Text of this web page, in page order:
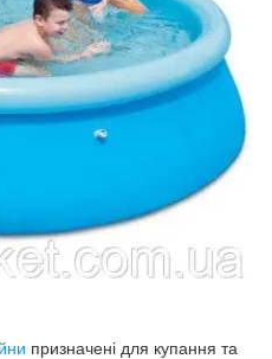
призначені для купання та